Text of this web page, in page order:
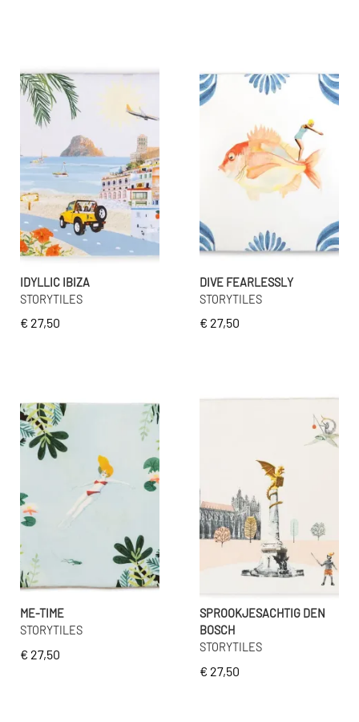
IDYLLIC IBIZA
STORYTILES
€ 27,50
DIVE FEARLESSLY
STORYTILES
€ 27,50
ME-TIME
STORYTILES
€ 27,50
SPROOKJESACHTIG DEN
BOSCH
STORYTILES
€ 27,50